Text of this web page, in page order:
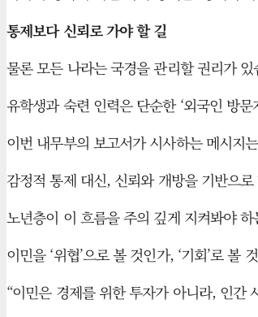
통제보다 신뢰로 가야 할 길
물론 모든 나라는 국경을 관리할 권리가
유학생과 숙련 인력은 단순한 ‘외국인 방
이번 내무부의 보고서가 시사하는 메시지
감정적 통제 대신, 신뢰와 개방을 기반으
노년층이 이 흐름을 주의 깊게 지켜봐야
이민을 ‘위협’으로 볼 것인가, ‘기회’로
“이민은 경제를 위한 투자가 아니라, 인간